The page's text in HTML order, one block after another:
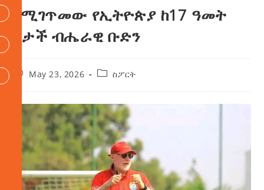
የሚገጥመው የኢትዮጵያ ከ17 ዓመት
በታች ብሔራዊ ቡድን
May 23, 2026 ስፖርት